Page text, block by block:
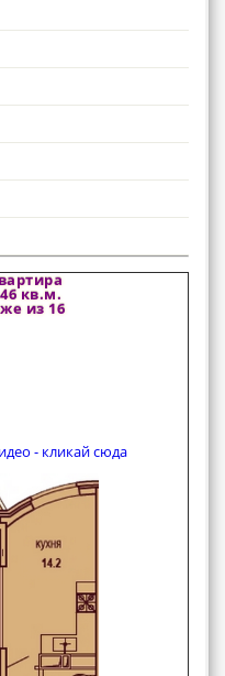
кв.м.
из 16
- кликай сюда